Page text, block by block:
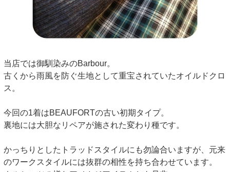
当店では御馴染みのBarbour。
古くから雨風を防ぐ生地として重宝されていたオイルドクロ
ス。
今回の1着はBEAUFORTの古い初期タイプ。
裏地には大胆なリペアが施された変わり種です。
かっちりとしたトラッドスタイルにも勿論合いますが、元来
のワークスタイルには抜群の相性を持ち合わせています。